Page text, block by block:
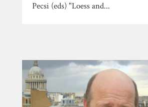
Pecsi (eds) "Loess and...